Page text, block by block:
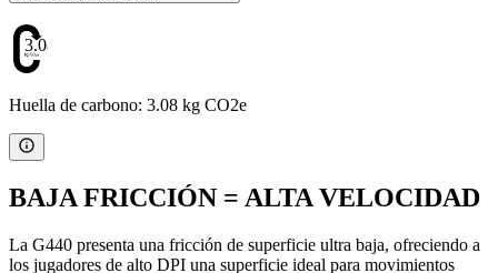
3.08
Huella de carbono: 3.08 kg CO2e
BAJA FRICCIÓN = ALTA VELOCIDAD
La G440 presenta una fricción de superficie ultra baja, ofreciendo a
los jugadores de alto DPI una superficie ideal para movimientos